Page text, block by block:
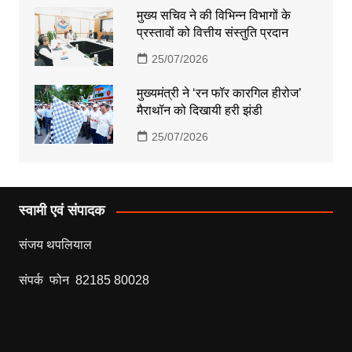
मुख्य सचिव ने की विभिन्न विभागों के
प्रस्तावों को वित्तीय संस्तुति प्रदान
25/07/2026
मुख्यमंत्री ने ‘रन फॉर कारगिल हीरोज’
मैराथॉन को दिखायी हरी झंडी
25/07/2026
स्वामी एवं संपादक
संजय थपलियाल
संपर्क फोन 82185 80028